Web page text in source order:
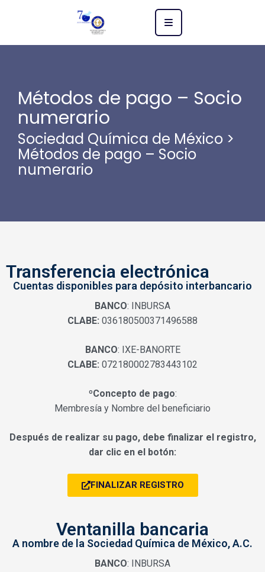
Métodos de pago – Socio
numerario
Sociedad Química de México >
Métodos de pago – Socio
numerario
Transferencia electrónica
Cuentas disponibles para depósito interbancario
BANCO: INBURSA
CLABE: 036180500371496588
BANCO: IXE-BANORTE
CLABE: 072180002783443102
ºConcepto de pago:
Membresía y Nombre del beneficiario
Después de realizar su pago, debe finalizar el registro,
dar clic en el botón:
FINALIZAR REGISTRO
Ventanilla bancaria
A nombre de la Sociedad Química de México, A.C.
BANCO: INBURSA